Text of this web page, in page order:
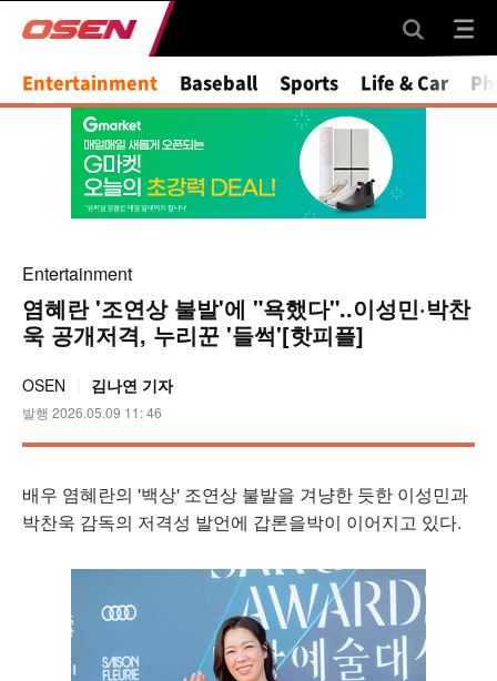
Mute
Entertainment Baseball Sports Life & Car
Entertainment
염혜란 '조연상 불발'에 "욕했다"..이성민·박찬
욱 공개저격, 누리꾼 '들썩'[핫피플]
OSEN 김나연 기자
발행 2026.05.09 11: 46
배우 염혜란의 '백상' 조연상 불발을 겨냥한 듯한 이성민과
박찬욱 감독의 저격성 발언에 갑론을박이 이어지고 있다.